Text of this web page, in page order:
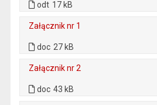
odt 17 kB
Załącznik nr 1
doc 27 kB
Załącznik nr 2
doc 43 kB